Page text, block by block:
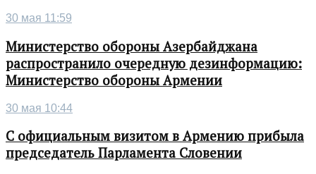
30 мая 11:59
Министерство обороны Азербайджана
распространило очередную дезинформацию:
Министерство обороны Армении
30 мая 10:44
С официальным визитом в Армению прибыла
председатель Парламента Словении